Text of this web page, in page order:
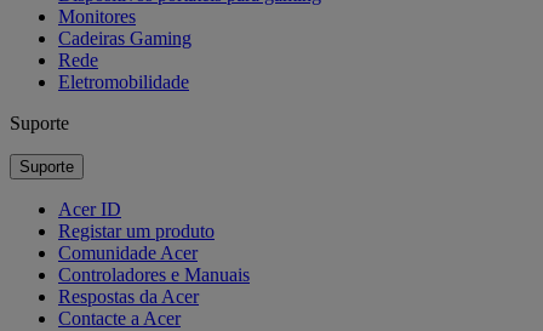
Monitores
Cadeiras Gaming
Rede
Eletromobilidade
Suporte
Suporte
Acer ID
Registar um produto
Comunidade Acer
Controladores e Manuais
Respostas da Acer
Contacte a Acer